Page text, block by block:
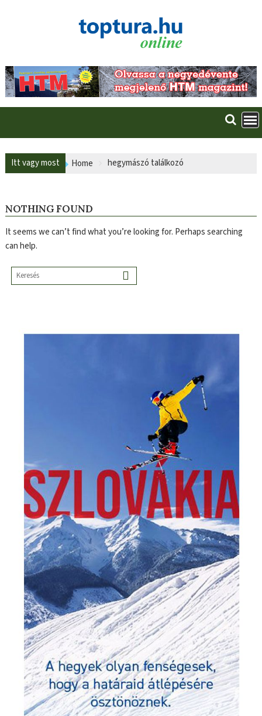
Itt vagy most Home hegymászó találkozó
NOTHING FOUND
It seems we can’t find what you’re looking for. Perhaps searching
can help.